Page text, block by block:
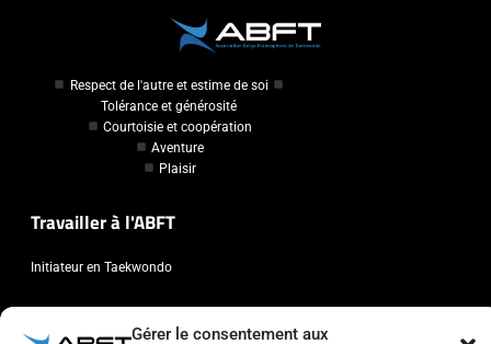
Gérer le consentement aux
Respect de l'autre et estime de soi
Tolérance et générosité
Courtoisie et coopération
Aventure
Plaisir
Travailler à l'ABFT
Initiateur en Taekwondo